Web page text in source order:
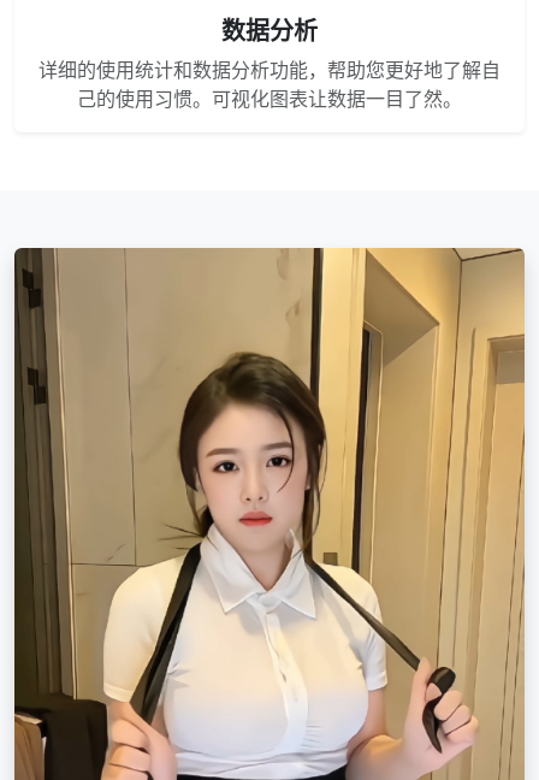
数据分析
详细的使用统计和数据分析功能，帮助您更好地了解自
己的使用习惯。可视化图表让数据一目了然。